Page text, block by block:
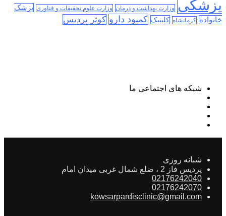
پزشکی وزارت بهداشت و درمان وزارت علوم تحقیقات و فناوری پزشک
خانواده کرمانشاه کلینیک کمبود دارو کوثر پردیس
شبکه های اجتماعی ما
شبانه روزی
پردیس فاز 2 ، ضلع شمال غربی میدان امام
02176242040
02176242070
kowsarpardisclinic@gmail.com